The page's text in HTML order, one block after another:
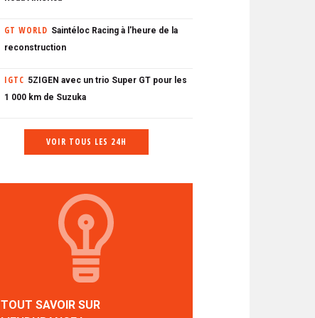
GT WORLD Saintéloc Racing à l'heure de la
reconstruction
IGTC 5ZIGEN avec un trio Super GT pour les
1 000 km de Suzuka
VOIR TOUS LES 24H
TOUT SAVOIR SUR